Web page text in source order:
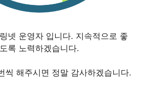
넷 운영자 입니다. 지속적으로 좋
록 노력하겠습니다.
씩 해주시면 정말 감사하겠습니다.